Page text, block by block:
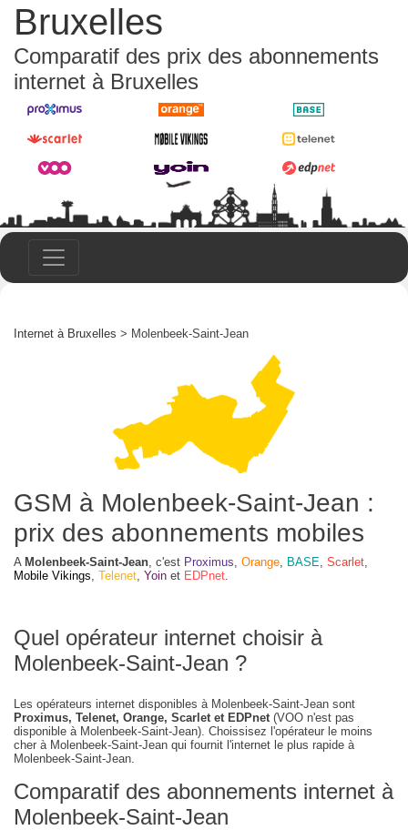
Bruxelles
Comparatif des prix des abonnements
internet à Bruxelles
Internet à Bruxelles > Molenbeek-Saint-Jean
GSM à Molenbeek-Saint-Jean :
prix des abonnements mobiles
A Molenbeek-Saint-Jean, c'est Proximus, Orange, BASE, Scarlet,
Mobile Vikings, Telenet, Yoin et EDPnet.
Quel opérateur internet choisir à
Molenbeek-Saint-Jean ?
Les opérateurs internet disponibles à Molenbeek-Saint-Jean sont
Proximus, Telenet, Orange, Scarlet et EDPnet(VOO n'est pas
disponible à Molenbeek-Saint-Jean). Choissisez l'opérateur le moins
cher à Molenbeek-Saint-Jean qui fournit l'internet le plus rapide à
Molenbeek-Saint-Jean.
Comparatif des abonnements internet à
Molenbeek-Saint-Jean